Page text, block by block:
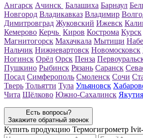
Ангарск Ачинск Балашиха Барнаул
Новгород Владикавказ Владимир
Димитровград Жуковский Ижевск
Кемерово Керчь Киров Кострома Курск
Магнитогорск Махачкала Мытищи
Нальчик Нижневартовск Новомосковск
Ногинск Орёл Орск Пенза
Пушкино Рыбинск Рязань Саранск
Посад Симферополь Смоленск Сочи
Тверь Тольятти Тула Ульяновск
Чита Щёлково Южно-Сахалинск Якутия
Есть вопросы?
Закажите обратный звонок
Купить продукцию Термогигрометр